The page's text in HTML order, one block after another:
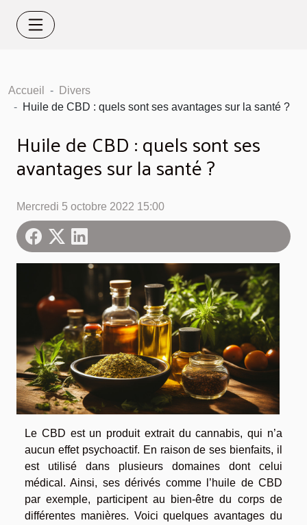
Accueil
Divers
Huile de CBD : quels sont ses avantages sur la santé ?
Huile de CBD : quels sont ses
avantages sur la santé ?
Mercredi 5 octobre 2022 15:00
Le CBD est un produit extrait du cannabis, qui n’a
aucun effet psychoactif. En raison de ses bienfaits, il
est utilisé dans plusieurs domaines dont celui
médical. Ainsi, ses dérivés comme l’huile de CBD
par exemple, participent au bien-être du corps de
différentes manières. Voici quelques avantages du